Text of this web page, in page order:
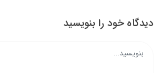
دیدگاه خود را بنویسید